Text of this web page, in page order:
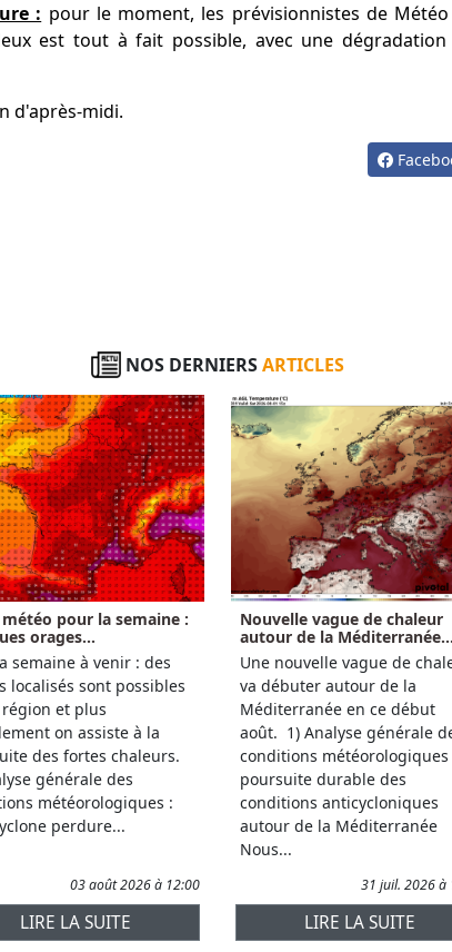
: pour le moment, les prévisionnistes de
est tout à fait possible, avec une
d'après-midi.
NOS DERNIERSARTICLES
pour la semaine :
orages...
semaine à venir : des
localisés sont possibles
et plus
on assiste à la
des fortes chaleurs.
générale des
météorologiques :
perdure...
03 août 2026 à 12:00
LIRE LA SUITE
Nouvelle vague de chaleur
autour de la Méditerranée...
Une nouvelle vague de
va débuter autour de la
Méditerranée en ce début
août. 1) Analyse générale
conditions météorologiques
poursuite durable des
conditions anticycloniques
autour de la Méditerranée
Nous...
31 juil. 2026 à
LIRE LA SUITE